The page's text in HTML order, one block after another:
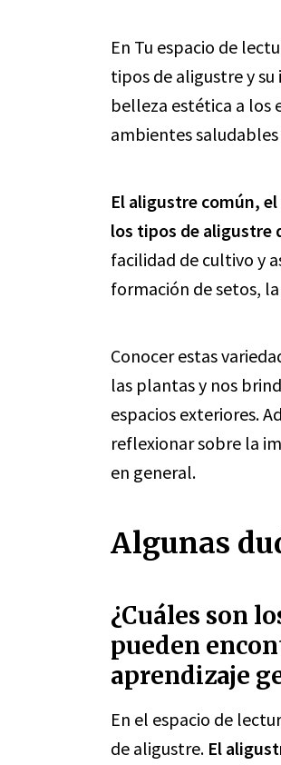
En Tu espacio de
tipos de aligustre y
belleza estética a los
ambientes
El aligustre común,
los tipos de aligustre
facilidad de cultivo y
formación de setos,
Conocer estas
las plantas y nos
espacios exteriores.
reflexionar sobre la
en general.
Algunas
¿Cuáles son
pueden
aprendizaje
En el espacio de
de aligustre. El